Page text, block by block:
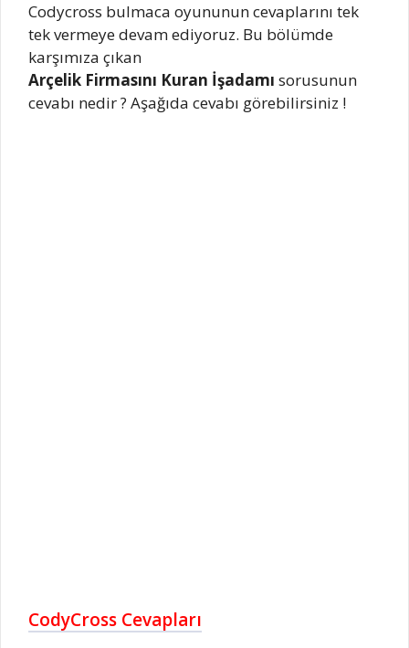
Codycross bulmaca oyununun cevaplarını tek
tek vermeye devam ediyoruz. Bu bölümde
karşımıza çıkan
Arçelik Firmasını Kuran İşadamı sorusunun
cevabı nedir ? Aşağıda cevabı görebilirsiniz !
CodyCross Cevapları